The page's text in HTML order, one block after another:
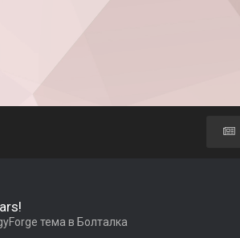
тема в Болталка